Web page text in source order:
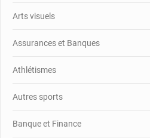
Arts visuels
Assurances et Banques
Athlétismes
Autres sports
Banque et Finance